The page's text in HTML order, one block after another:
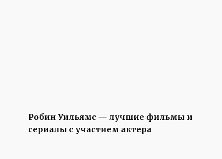
Робин Уильямс — лучшие фильмы и
сериалы с участием актера